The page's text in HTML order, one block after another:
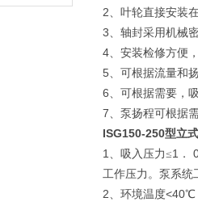
2、叶轮直接安装
3、轴封采用机械
4、安装检修方便
5、可根据流量和
6、可根据需要，
7、泵扬程可根据
ISG150-250型立
1 、吸入压力≤1 ．
工作压力。泵系统
2、环境温度<40℃